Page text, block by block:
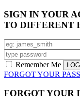
SIGN IN YOUR
TO DIFFERENT
Remember Me
FORGOT YOUR
FORGOT YOUR